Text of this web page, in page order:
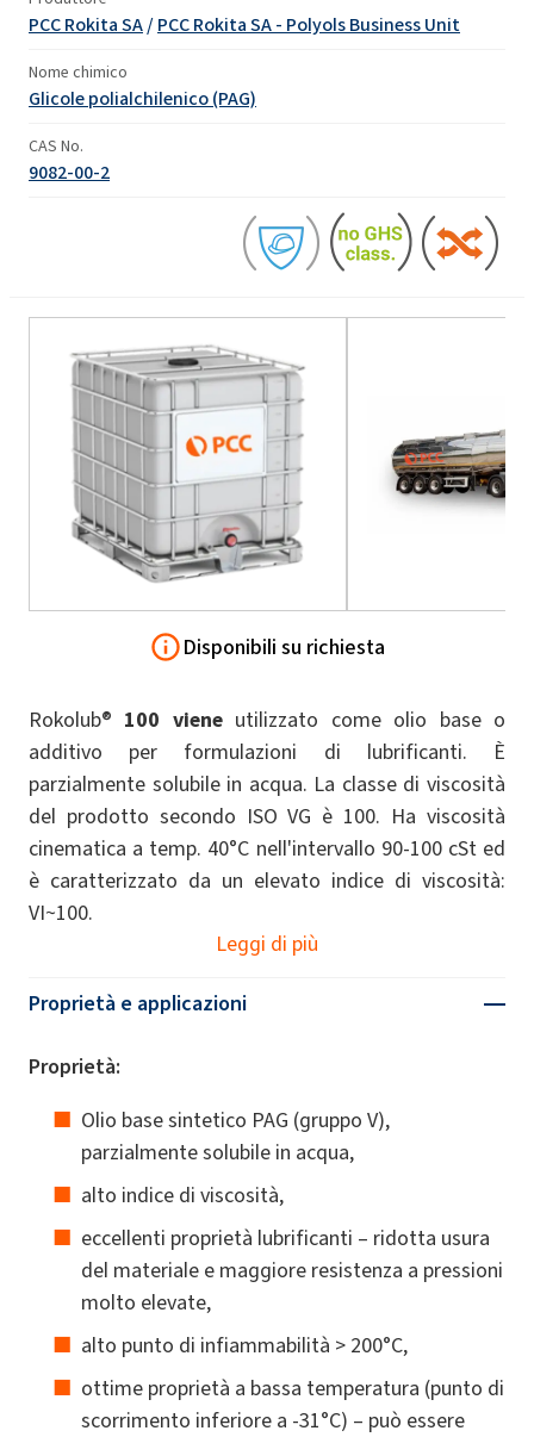
PCC Rokita SA/PCC Rokita SA - Polyols Business Unit
Nome chimico
Glicole polialchilenico (PAG)
CAS No.
9082-00-2
Disponibili su richiesta
Rokolub® 100 vieneutilizzato come olio base o
additivo per formulazioni di lubrificanti. È
parzialmente solubile in acqua. La classe di viscosità
del prodotto secondo ISO VG è 100. Ha viscosità
cinematica a temp. 40°C nell'intervallo 90-100 cSt ed
è caratterizzato da un elevato indice di viscosità:
VI~100.
Leggi di più
Proprietà e applicazioni
Proprietà:
Olio base sintetico PAG (gruppo V),
parzialmente solubile in acqua,
alto indice di viscosità,
eccellenti proprietà lubrificanti – ridotta usura
del materiale e maggiore resistenza a pressioni
molto elevate,
alto punto di infiammabilità > 200°C,
ottime proprietà a bassa temperatura (punto di
scorrimento inferiore a -31°C) – può essere